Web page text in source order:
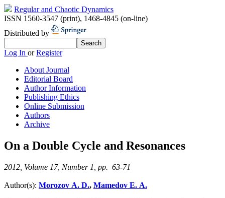
Regular and Chaotic Dynamics
ISSN 1560-3547 (print), 1468-4845 (on-line)
Distributed by
Log In orRegister
About Journal
Editorial Board
Author Information
Publishing Ethics
Online Submission
Authors
Archive
On a Double Cycle and Resonances
2012, Volume 17, Number 1, pp. 63-71
Author(s): Morozov A. D., Mamedov E. A.